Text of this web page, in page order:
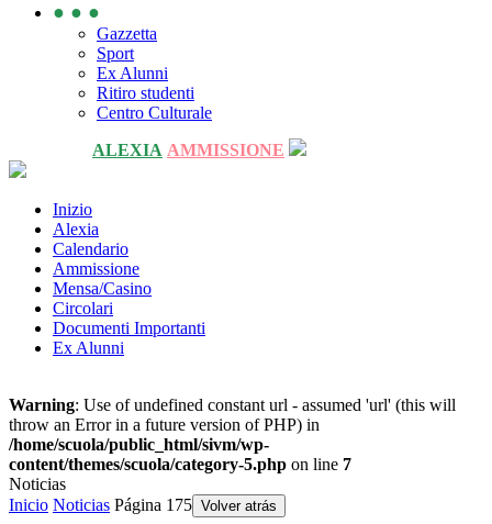
● ● ●
Gazzetta
Sport
Ex Alunni
Ritiro studenti
Centro Culturale
ALEXIA AMMISSIONE
Inizio
Alexia
Calendario
Ammissione
Mensa/Casino
Circolari
Documenti Importanti
Ex Alunni
Warning: Use of undefined constant url - assumed 'url' (this will
throw an Error in a future version of PHP) in
/home/scuola/public_html/sivm/wp-
content/themes/scuola/category-5.php on line 7
Noticias
Inicio Noticias Página 175 Volver atrás